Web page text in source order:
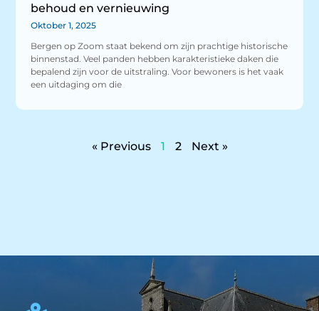
behoud en vernieuwing
Oktober 1, 2025
Bergen op Zoom staat bekend om zijn prachtige historische
binnenstad. Veel panden hebben karakteristieke daken die
bepalend zijn voor de uitstraling. Voor bewoners is het vaak
een uitdaging om die
« Previous 1 2 Next »